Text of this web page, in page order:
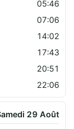
05:46
07:06
14:02
17:43
20:51
22:06
29 Août